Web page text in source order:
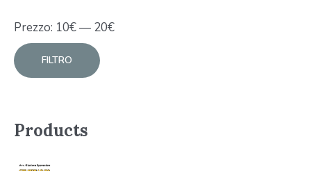
FILTRO
Prezzo: 10€— 20€
Products